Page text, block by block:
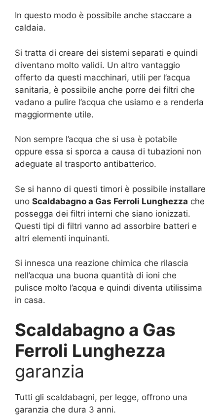
In questo modo è possibile anche staccare a
caldaia.
Si tratta di creare dei sistemi separati e quindi
diventano molto validi. Un altro vantaggio
offerto da questi macchinari, utili per l’acqua
sanitaria, è possibile anche porre dei filtri che
vadano a pulire l’acqua che usiamo e a renderla
maggiormente utile.
Non sempre l’acqua che si usa è potabile
oppure essa si sporca a causa di tubazioni non
adeguate al trasporto antibatterico.
Se si hanno di questi timori è possibile installare
uno Scaldabagno a Gas Ferroli Lunghezza che
possegga dei filtri interni che siano ionizzati.
Questi tipi di filtri vanno ad assorbire batteri e
altri elementi inquinanti.
Si innesca una reazione chimica che rilascia
nell’acqua una buona quantità di ioni che
pulisce molto l’acqua e quindi diventa utilissima
in casa.
Scaldabagno a Gas
Ferroli Lunghezza
garanzia
Tutti gli scaldabagni, per legge, offrono una
garanzia che dura 3 anni.